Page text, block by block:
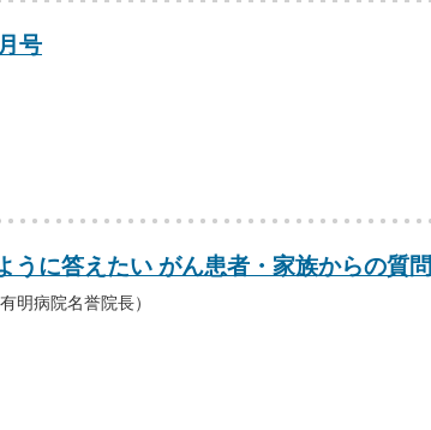
号
うに答えたい がん患者・家族からの質問
明病院名誉院長）